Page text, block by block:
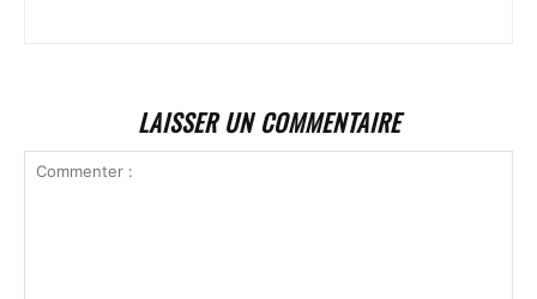
LAISSER UN COMMENTAIRE